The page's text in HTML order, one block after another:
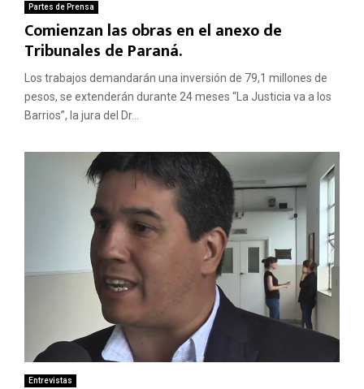
Partes de Prensa
Comienzan las obras en el anexo de
Tribunales de Paraná.
Los trabajos demandarán una inversión de 79,1 millones de
pesos, se extenderán durante 24 meses “La Justicia va a los
Barrios”, la jura del Dr...
Entrevistas